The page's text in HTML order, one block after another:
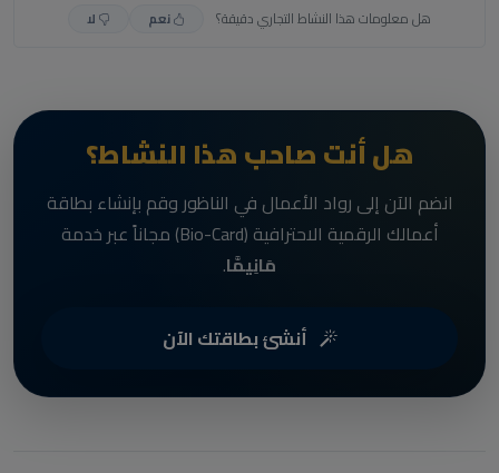
هل معلومات هذا النشاط التجاري دقيقة؟ نعم لا
هل أنت صاحب هذا النشاط؟
انضم الآن إلى رواد الأعمال في الناظور وقم بإنشاء بطاقة
أعمالك الرقمية الاحترافية (Bio-Card) مجاناً عبر خدمة
مَانِيمَّا.
أنشئ بطاقتك الآن